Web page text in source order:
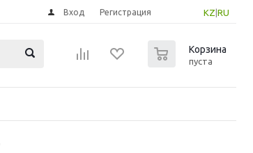
KZ RU
Вход Регистрация
Корзина
пуста